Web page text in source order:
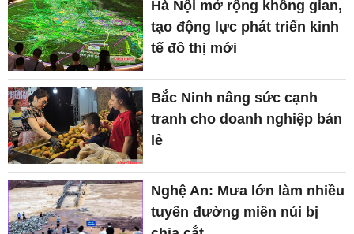
Hà Nội mở rộng không gian,
tạo động lực phát triển kinh
tế đô thị mới
Bắc Ninh nâng sức cạnh
tranh cho doanh nghiệp bán
lẻ
Nghệ An: Mưa lớn làm nhiều
tuyến đường miền núi bị